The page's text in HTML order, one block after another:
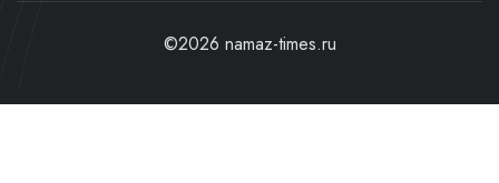
©2026 namaz-times.ru